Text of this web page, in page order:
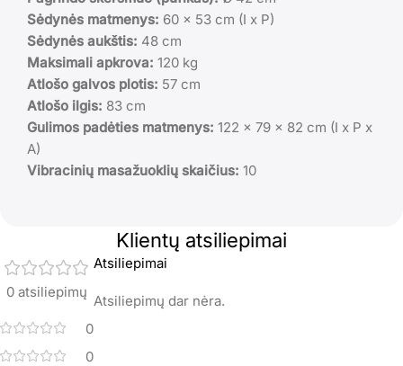
Sėdynės matmenys: 60 x 53 cm (I x P)
Sėdynės aukštis: 48 cm
Maksimali apkrova: 120 kg
Atlošo galvos plotis: 57 cm
Atlošo ilgis: 83 cm
Gulimos padėties matmenys: 122 x 79 x 82 cm (I x P x
A)
Vibracinių masažuoklių skaičius: 10
Klientų atsiliepimai
0 atsiliepimų
0
0
Atsiliepimai
Atsiliepimų dar nėra.